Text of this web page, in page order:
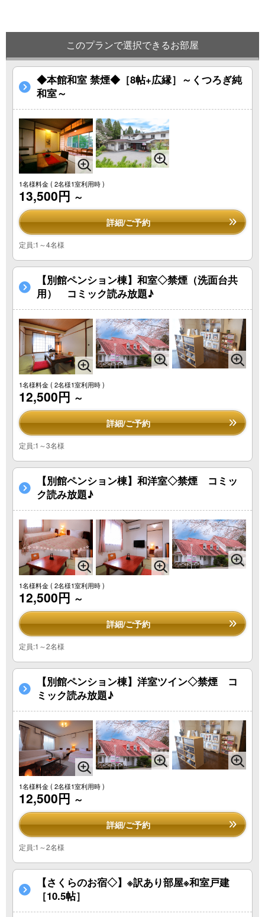
このプランで選択できるお部屋
◆本館和室 禁煙◆［8帖+広縁］～くつろぎ純
和室～
1名様料金( 2名様1室利用時 )
13,500円 ～
詳細/ご予約
定員:1～4名様
【別館ペンション棟】和室◇禁煙（洗面台共
用） コミック読み放題♪
1名様料金( 2名様1室利用時 )
12,500円 ～
詳細/ご予約
定員:1～3名様
【別館ペンション棟】和洋室◇禁煙 コミッ
ク読み放題♪
1名様料金( 2名様1室利用時 )
12,500円 ～
詳細/ご予約
定員:1～2名様
【別館ペンション棟】洋室ツイン◇禁煙 コ
ミック読み放題♪
1名様料金( 2名様1室利用時 )
12,500円 ～
詳細/ご予約
定員:1～2名様
【さくらのお宿◇】※訳あり部屋※和室戸建
［10.5帖］